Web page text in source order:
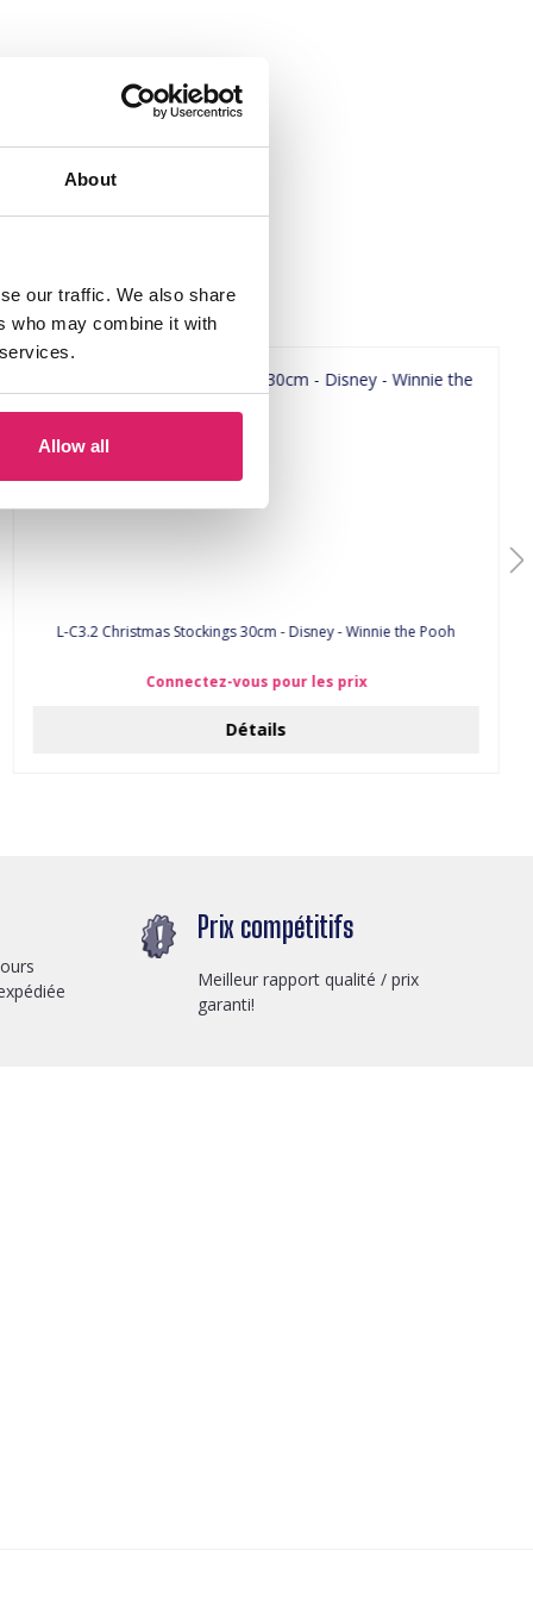
About
our traffic. We also share
who may combine it with
Allow all
L-C3.2 Christmas Stockings 30cm - Disney - Winnie the Pooh
Connectez-vous pour les prix
Détails
Prix compétitifs
Meilleur rapport qualité / prix
garanti!